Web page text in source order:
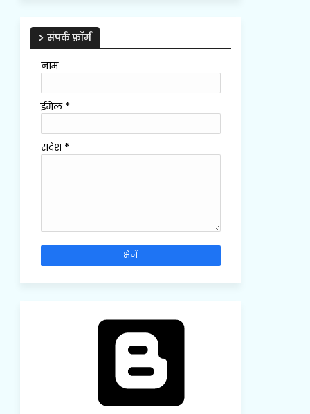
संपर्क फ़ॉर्म
नाम
ईमेल *
संदेश *